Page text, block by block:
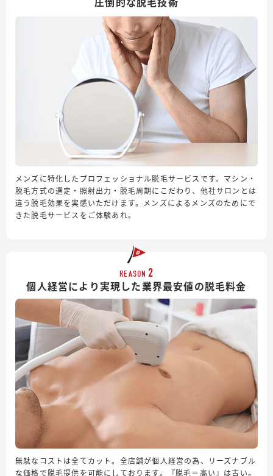
メンズに特化したプロフェッショナル脱毛サービスです。マシン・
脱毛方式の選定・照射出力・脱毛周期にこだわり、他社サロンとは
違う脱毛効果を実感いただけます。メンズによるメンズのためにで
きた脱毛サービスをご体験あれ。
REASON 2
個人経営により実現した業界最安値の脱毛料金
無駄なコストは全てカット。全店舗が個人経営の為、リーズナブル
な価格で脱毛提供を可能にしております。『脱毛＝高い』は古い。